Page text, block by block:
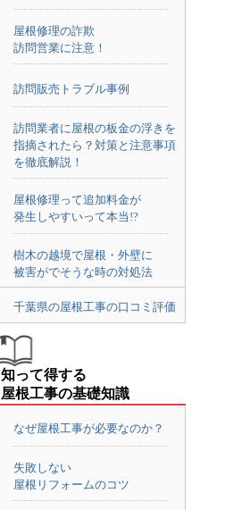
屋根修理の詐欺
訪問営業に注意！
訪問販売トラブル事例
訪問業者に屋根の板金の浮きを
指摘されたら？対策と注意事項
を徹底解説！
屋根修理って追加料金が
発生しやすいって本当!?
樹木の越境で屋根・外壁に
被害がでそうな時の対処法
千葉県の屋根工事の口コミ評価
知って得する
屋根工事の基礎知識
なぜ屋根工事が必要なのか？
失敗しない
屋根リフォームのコツ